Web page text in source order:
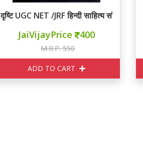
दृष्टि UGC NET /JRF हिन्दी साहित्य सॉल्वड पेपर्स
JaiVijayPrice 400
M.R.P. 550
ADD TO CART